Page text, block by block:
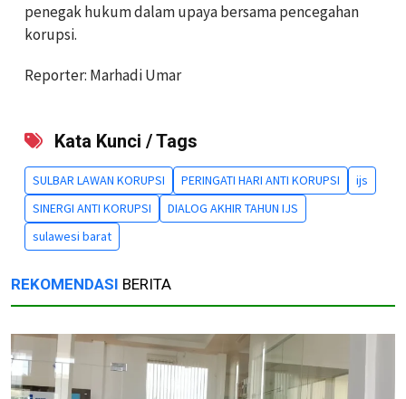
penegak hukum dalam upaya bersama pencegahan
korupsi.
Reporter: Marhadi Umar
Kata Kunci / Tags
SULBAR LAWAN KORUPSI PERINGATI HARI ANTI KORUPSI
ijs
SINERGI ANTI KORUPSI
DIALOG AKHIR TAHUN IJS
sulawesi barat
REKOMENDASI BERITA